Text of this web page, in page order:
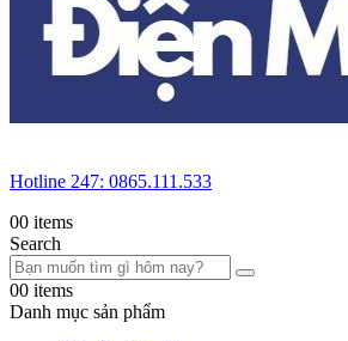
Hotline 247: 0865.111.533
00 items
Search
00 items
Danh mục sản phẩm